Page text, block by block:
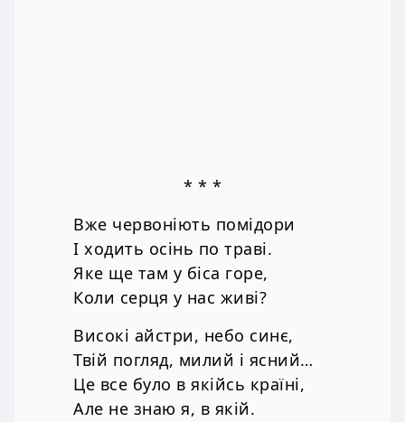
* * *
Вже червоніють помідори
І ходить осінь по траві.
Яке ще там у біса горе,
Коли серця у нас живі?
Високі айстри, небо синє,
Твій погляд, милий і ясний…
Це все було в якійсь країні,
Але не знаю я, в якій.